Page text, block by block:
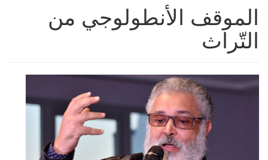
الموقف الأنطولوجي من
التّراث